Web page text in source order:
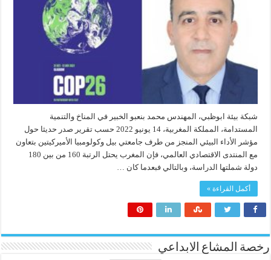
شبكة بيئة ابوظبي، المهندس محمد بنعبو الخبير في المناخ والتنمية
المستدامة، المملكة المغربية، 14 يونيو 2022 حسب تقرير صدر حديثا حول
مؤشر الأداء البيئي المنجز من طرف جامعتي بيل وكولومبيا الأميركيتين بتعاون
مع المنتدى الاقتصادي العالمي، فإن المغرب يحتل الرتبة 160 من بين 180
دولة شملتها الدراسة، وبالتالي فبعدما كان …
أكمل القراءة »
رخصة المشاع الابداعي